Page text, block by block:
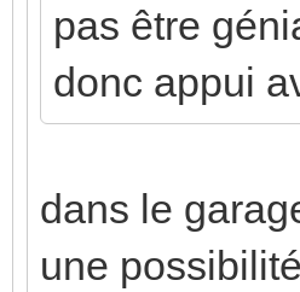
pas être
donc appui
dans le
une